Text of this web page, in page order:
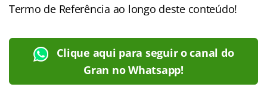
Termo de Referência ao longo deste conteúdo!
Clique aqui para seguir o canal do
Gran no Whatsapp!